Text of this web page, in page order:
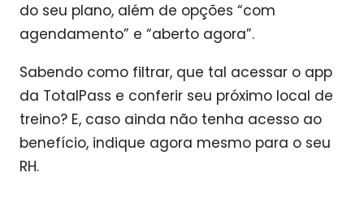
do seu plano, além de opções “com
agendamento” e “aberto agora”.
Sabendo como filtrar, que tal acessar o app
da TotalPass e conferir seu próximo local de
treino? E, caso ainda não tenha acesso ao
benefício, indique agora mesmo para o seu
RH.